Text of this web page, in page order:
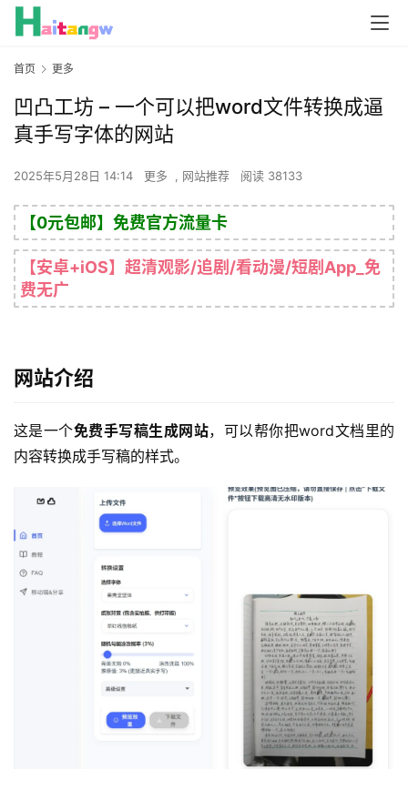
首页 更多
凹凸工坊 – 一个可以把word文件转换成逼
真手写字体的网站
2025年5月28日 14:14 更多 , 网站推荐 阅读 38133
【0元包邮】免费官方流量卡
【安卓+iOS】超清观影/追剧/看动漫/短剧App_免
费无广
网站介绍
这是一个免费手写稿生成网站，可以帮你把word文档里的
内容转换成手写稿的样式。